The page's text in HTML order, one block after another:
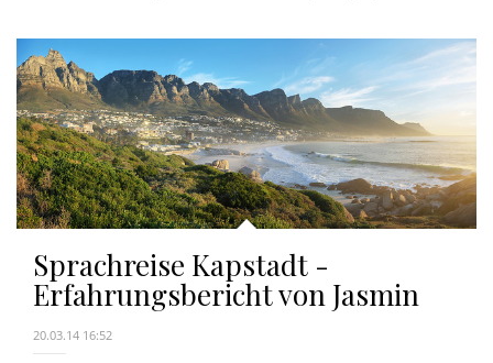
Sprachreise Kapstadt -
Erfahrungsbericht von Jasmin
20.03.14 16:52